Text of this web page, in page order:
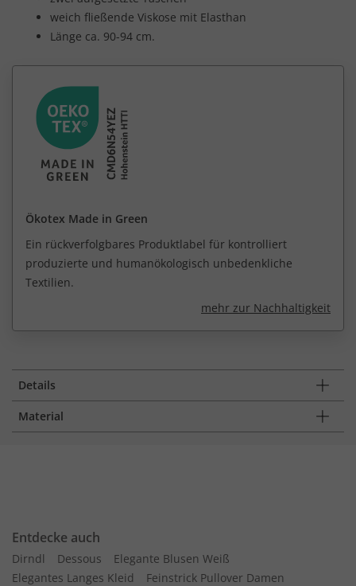
weich fließende Viskose mit Elasthan
Länge ca. 90-94 cm.
Ökotex Made in Green
Ein rückverfolgbares Produktlabel für kontrolliert
produzierte und humanökologisch unbedenkliche
Textilien.
mehr zur Nachhaltigkeit
Details
Material
Entdecke auch
Dirndl Dessous
Elegante Blusen Weiß
Elegantes Langes Kleid
Feinstrick Pullover Damen